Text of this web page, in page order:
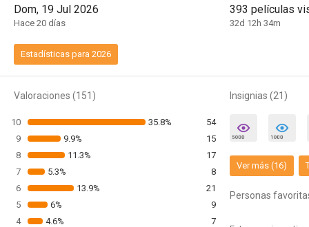
Dom, 19 Jul 2026
Hace 20 días
393 películas
32d 12h 34m
Estadísticas para 2026
Valoraciones (151)
10
35.8%
9
9.9%
8
11.3%
7
5.3%
6
13.9%
5
6%
4
4.6%
54
15
17
8
21
9
7
Insignias (21)
Ver más (16)
Personas